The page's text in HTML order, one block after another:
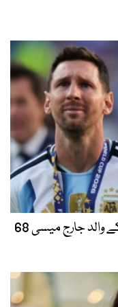
عالمی شہرت یافتہ فٹبالر لیونل میسی کے والد جارج میسی 68